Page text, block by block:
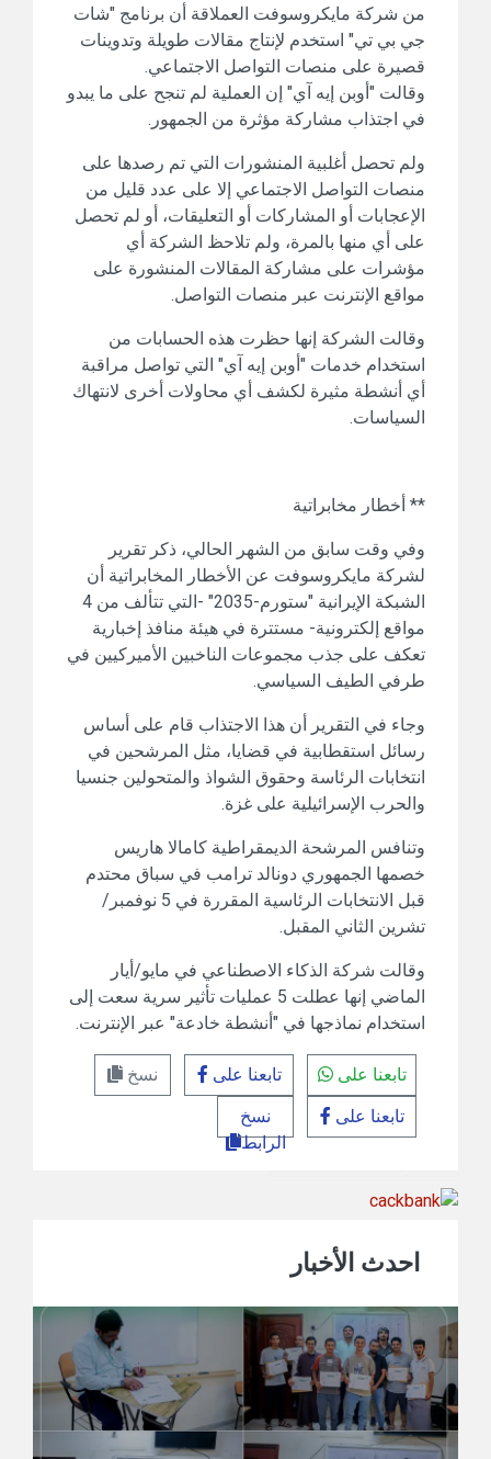
من شركة مايكروسوفت العملاقة أن برنامج "شات
جي بي تي" استخدم لإنتاج مقالات طويلة وتدوينات
قصيرة على منصات التواصل الاجتماعي.
وقالت "أوبن إيه آي" إن العملية لم تنجح على ما يبدو
في اجتذاب مشاركة مؤثرة من الجمهور.
ولم تحصل أغلبية المنشورات التي تم رصدها على
منصات التواصل الاجتماعي إلا على عدد قليل من
الإعجابات أو المشاركات أو التعليقات، أو لم تحصل
على أي منها بالمرة، ولم تلاحظ الشركة أي
مؤشرات على مشاركة المقالات المنشورة على
مواقع الإنترنت عبر منصات التواصل.
وقالت الشركة إنها حظرت هذه الحسابات من
استخدام خدمات "أوبن إيه آي" التي تواصل مراقبة
أي أنشطة مثيرة لكشف أي محاولات أخرى لانتهاك
السياسات.
** أخطار مخابراتية
وفي وقت سابق من الشهر الحالي، ذكر تقرير
لشركة مايكروسوفت عن الأخطار المخابراتية أن
الشبكة الإيرانية "ستورم-2035" -التي تتألف من 4
مواقع إلكترونية- مستترة في هيئة منافذ إخبارية
تعكف على جذب مجموعات الناخبين الأميركيين في
طرفي الطيف السياسي.
وجاء في التقرير أن هذا الاجتذاب قام على أساس
رسائل استقطابية في قضايا، مثل المرشحين في
انتخابات الرئاسة وحقوق الشواذ والمتحولين جنسيا
والحرب الإسرائيلية على غزة.
وتنافس المرشحة الديمقراطية كامالا هاريس
خصمها الجمهوري دونالد ترامب في سباق محتدم
قبل الانتخابات الرئاسية المقررة في 5 نوفمبر/
تشرين الثاني المقبل.
وقالت شركة الذكاء الاصطناعي في مايو/أيار
الماضي إنها عطلت 5 عمليات تأثير سرية سعت إلى
استخدام نماذجها في "أنشطة خادعة" عبر الإنترنت.
تابعنا على تابعنا على
نسخ
تابعنا على
نسخ
الرابط
احدث الأخبار